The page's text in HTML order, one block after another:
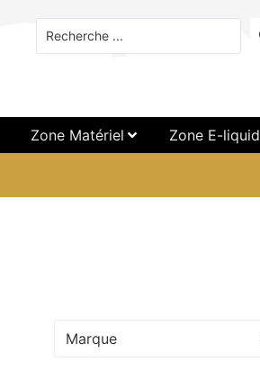
Zone Matériel Zone E-
Marque